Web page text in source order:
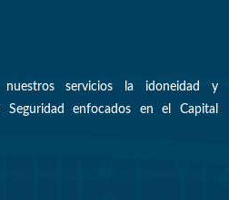
servicios la idoneidad y
enfocados en el Capital